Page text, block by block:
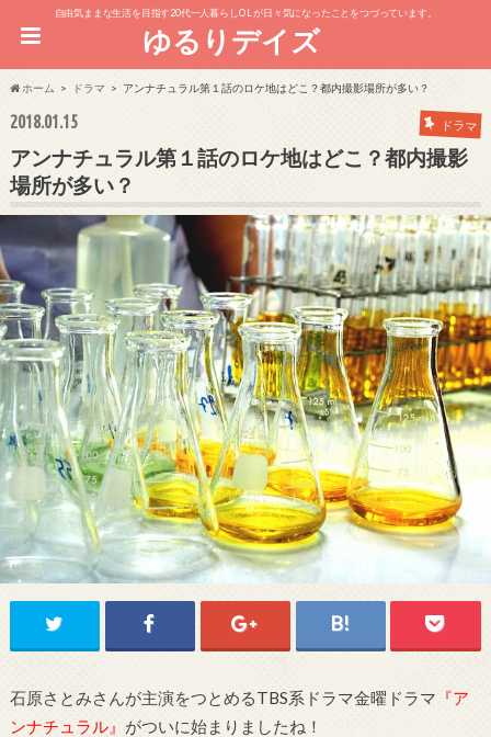
自由気ままな生活を目指す20代一人暮らしOL が日々気になったことをつづっています。
ゆるりデイズ
ホーム ドラマ アンナチュラル第１話のロケ地はどこ？都内撮影場所が多い？
2018.01.15 ドラマ
アンナチュラル第１話のロケ地はどこ？都内撮影
場所が多い？
石原さとみさんが主演をつとめるTBS系ドラマ金曜ドラマ 『ア
ンナチュラル』 がついに始まりましたね！